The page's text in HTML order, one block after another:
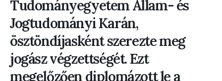
Tudományegyetem Állam- és
Jogtudományi Karán,
ösztöndíjasként szerezte meg
jogász végzettségét. Ezt
megelőzően diplomázott le a